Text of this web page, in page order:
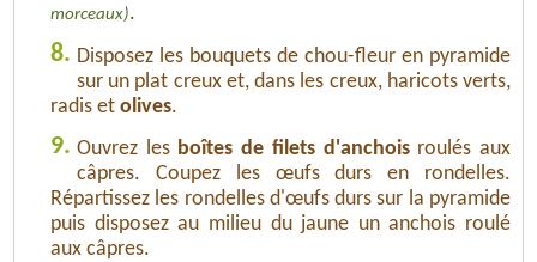
morceaux).
8. Disposez les bouquets de chou-fleur en pyramide
sur un plat creux et, dans les creux, haricots verts,
radis et olives.
9. Ouvrez les boîtes de filets d'anchoisroulés aux
câpres. Coupez les œufs durs en rondelles.
Répartissez les rondelles d'œufs durs sur la pyramide
puis disposez au milieu du jaune un anchois roulé
aux câpres.